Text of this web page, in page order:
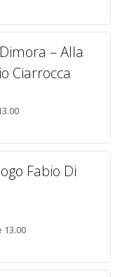
– Alla
Ciarrocca
Fabio Di
13.00